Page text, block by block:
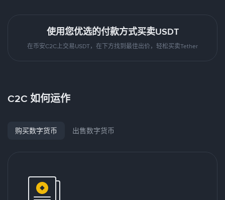
使用您优选的付款方式买卖USDT
在币安C2C上交易USDT，在下方找到最佳出价，轻松买卖Tether
C2C 如何运作
购买数字货币 出售数字货币